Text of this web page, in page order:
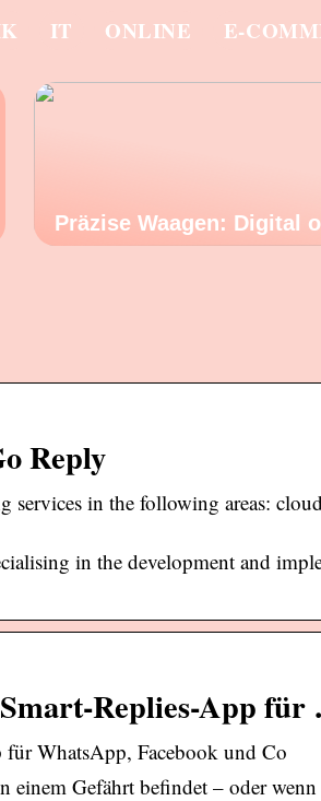
IT ONLINE E-
Präzise Waagen: Digital
Reply
in the following areas:
in the development and
Replies-App
WhatsApp, Facebook und Co
Gefährt befindet – oder